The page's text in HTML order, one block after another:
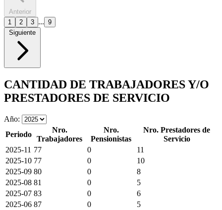
Anterior
1
2 3 ... 9
Siguiente
CANTIDAD DE TRABAJADORES Y/O
PRESTADORES DE SERVICIO
Año:
Periodo
Nro.
Trabajadores
Nro.
Pensionistas
Nro. Prestadores de
Servicio
2025-11 77 0
11
2025-10 77 0
10
2025-09 80 0
8
2025-08 81 0
5
2025-07 83 0
6
2025-06 87 0
5